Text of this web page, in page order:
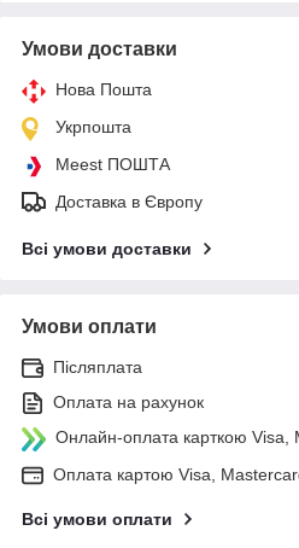
Умови доставки
Нова Пошта
Укрпошта
Meest ПОШТА
Доставка в Європу
Всі умови доставки
Умови оплати
Післяплата
Оплата на рахунок
Онлайн-оплата карткою Visa,
Оплата картою Visa,
Всі умови оплати